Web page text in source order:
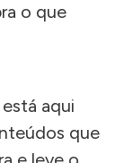
o que
aqui
que